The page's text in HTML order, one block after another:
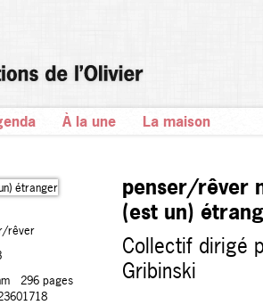
À la une La maison
rêver
296 pages
penser/rêver
(est un)
Collectif dirigé
Gribinski